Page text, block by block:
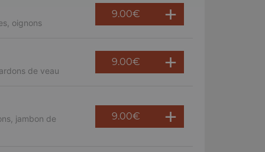
oignons
9.00€
de veau
9.00€
jambon de
9.00€